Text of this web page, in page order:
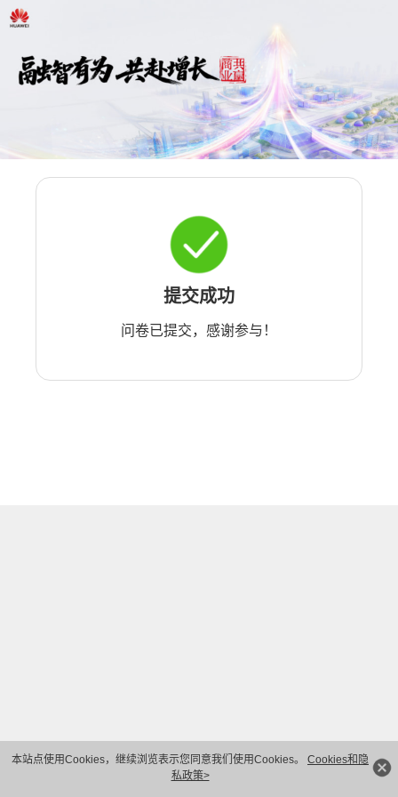
本站点使用Cookies，继续浏览表示您同意我们使用Cookies。 Cookies和隐
私政策>
提交成功
问卷已提交，感谢参与！